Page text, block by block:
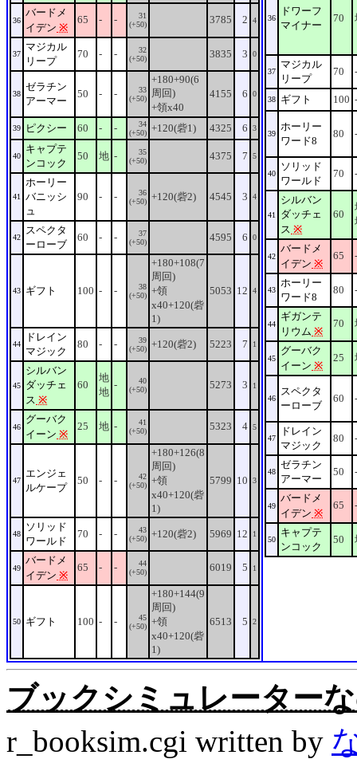
36
バードメ
イデン ※
65 - -
31
(+50)
3785 2 4
37
マジカル
リープ
70 - -
32
(+50)
3835 3 0
38
ゼラチン
アーマー
50 - -
33
(+50)
+180+90(6
周回)
+領x40
4155 6 0
39 ピクシー 60 - -
34
(+50) +120(砦1) 4325 6 3
40
キャプテ
ンコック
50 地 -
35
(+50)
4375 7 5
41
ホーリー
バニッシ
ュ
90 - -
36
(+50) +120(砦2) 4545 3 4
42
スペクタ
ーローブ
60 - -
37
(+50)
4595 6 0
43 ギフト 100 - -
38
(+50)
+180+108(7
周回)
+領
x40+120(砦
1)
5053 12 4
44
ドレイン
マジック
80 - -
39
(+50) +120(砦2) 5223 7 1
45
シルバン
ダッチェ
ス ※
60
地
地
-
40
(+50)
5273 3 1
46
グーバク
イーン ※
25 地 -
41
(+50)
5323 4 5
47
エンジェ
ルケープ
50 - -
42
(+50)
+180+126(8
周回)
+領
x40+120(砦
1)
5799 10 3
48
ソリッド
ワールド
70 - -
43
(+50) +120(砦2) 5969 12 1
49
バードメ
イデン ※
65 - -
44
(+50)
6019 5 1
50 ギフト 100 - -
45
(+50)
+180+144(9
周回)
+領
x40+120(砦
1)
6513 5 2
36
ドワーフ
マイナー
70
37
マジカル
リープ
70 -
38 ギフト 100 -
39
ホーリー
ワード8
80 -
40
ソリッド
ワールド
70 -
41
シルバン
ダッチェ
ス ※
60
42
バードメ
イデン ※
65 -
43
ホーリー
ワード8
80 -
44
ギガンテ
リウム ※
70
45
グーバク
イーン ※
25
46
スペクタ
ーローブ
60 -
47
ドレイン
マジック
80 -
48
ゼラチン
アーマー
50 -
49
バードメ
イデン ※
65 -
50
キャプテ
ンコック
50
ブックシミュレーター
r_booksim.cgi written by